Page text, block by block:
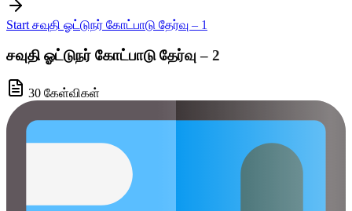
Start சவுதி ஓட்டுநர் கோட்பாடு தேர்வு – 1
சவுதி ஓட்டுநர் கோட்பாடு தேர்வு – 2
30 கேள்விகள்